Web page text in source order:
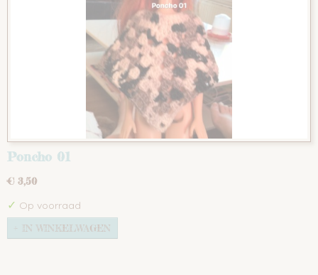
Poncho 01
€ 3,50
✓ Op voorraad
IN WINKELWAGEN